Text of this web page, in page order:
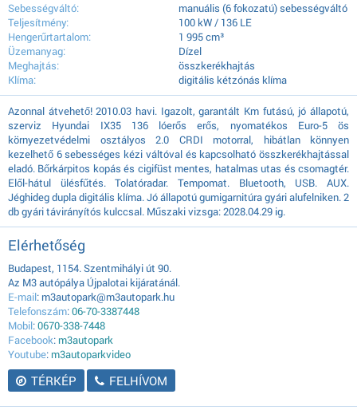
Sebességváltó:
manuális (6 fokozatú) sebességváltó
Teljesítmény:
100 kW / 136 LE
Hengerűrtartalom:
1 995 cm³
Üzemanyag:
Dízel
Meghajtás:
összkerékhajtás
Klíma:
digitális kétzónás klíma
Azonnal átvehető! 2010.03 havi. Igazolt, garantált Km futású, jó állapotú,
szerviz Hyundai IX35 136 lóerős erős, nyomatékos Euro-5 ös
környezetvédelmi osztályos 2.0 CRDI motorral, hibátlan könnyen
kezelhető 6 sebességes kézi váltóval és kapcsolható összkerékhajtással
eladó. Bőrkárpitos kopás és cigifüst mentes, hatalmas utas és csomagtér.
Elől-hátul ülésfűtés. Tolatóradar. Tempomat. Bluetooth, USB. AUX.
Jéghideg dupla digitális klíma. Jó állapotú gumigarnitúra gyári alufelniken. 2
db gyári távirányítós kulccsal. Műszaki vizsga: 2028.04.29 ig.
Elérhetőség
Budapest, 1154. Szentmihályi út 90.
Az M3 autópálya Újpalotai kijáratánál.
E-mail: m3autopark@m3autopark.hu
Telefonszám:06-70-3387448
Mobil:0670-338-7448
Facebook: m3autopark
Youtube: m3autoparkvideo
TÉRKÉP FELHÍVOM